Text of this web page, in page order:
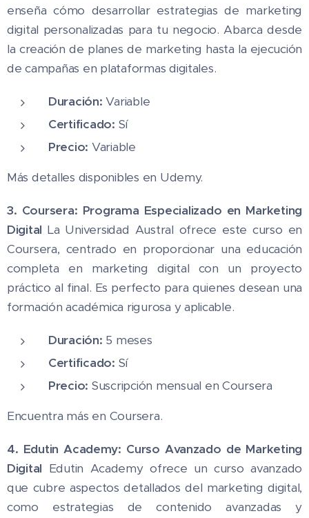
enseña cómo desarrollar estrategias de marketing
digital personalizadas para tu negocio. Abarca desde
la creación de planes de marketing hasta la ejecución
de campañas en plataformas digitales.
Duración: Variable
Certificado: Sí
Precio: Variable
Más detalles disponibles en Udemy.
3. Coursera: Programa Especializado en Marketing
Digital La Universidad Austral ofrece este curso en
Coursera, centrado en proporcionar una educación
completa en marketing digital con un proyecto
práctico al final. Es perfecto para quienes desean una
formación académica rigurosa y aplicable.
Duración: 5 meses
Certificado: Sí
Precio: Suscripción mensual en Coursera
Encuentra más en Coursera.
4. Edutin Academy: Curso Avanzado de Marketing
Digital Edutin Academy ofrece un curso avanzado
que cubre aspectos detallados del marketing digital,
como estrategias de contenido avanzadas y